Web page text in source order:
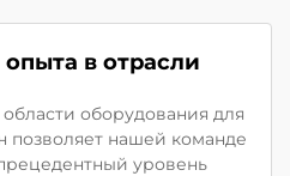
в отрасли
оборудования для
позволяет нашей команде
уровень